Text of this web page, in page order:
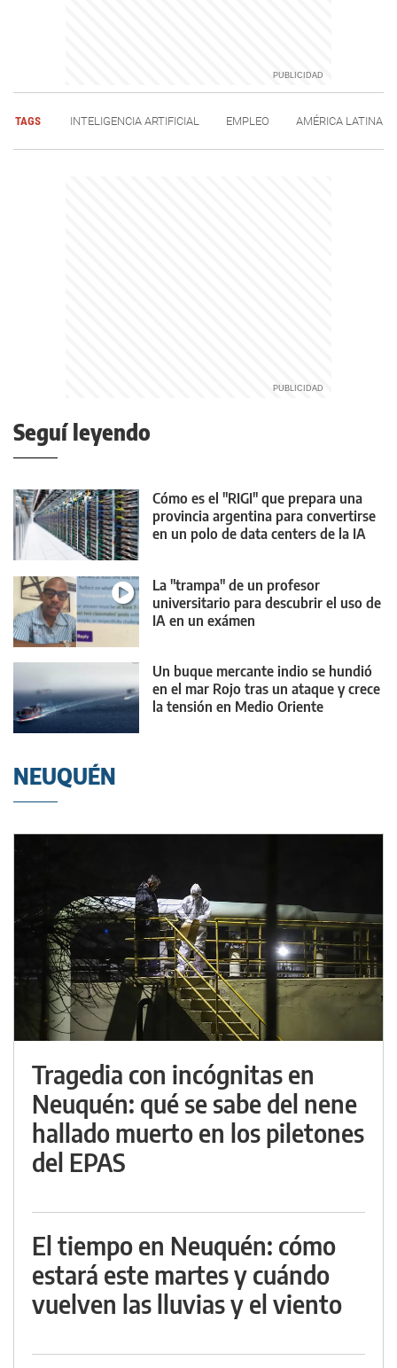
TAGS INTELIGENCIA ARTIFICIAL EMPLEO AMÉRICA LATINA
Seguí leyendo
Cómo es el "RIGI" que prepara una
provincia argentina para convertirse
en un polo de data centers de la IA
La "trampa" de un profesor
universitario para descubrir el uso de
IA en un exámen
Un buque mercante indio se hundió
en el mar Rojo tras un ataque y crece
la tensión en Medio Oriente
NEUQUÉN
Tragedia con incógnitas en
Neuquén: qué se sabe del nene
hallado muerto en los piletones
del EPAS
El tiempo en Neuquén: cómo
estará este martes y cuándo
vuelven las lluvias y el viento